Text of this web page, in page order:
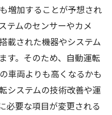
増加することが予想され
テムのセンサーやカメ
載された機器やシステム
す。そのため、自動運転
車両よりも高くなるかも
システムの技術改善や運
必要な項目が変更される